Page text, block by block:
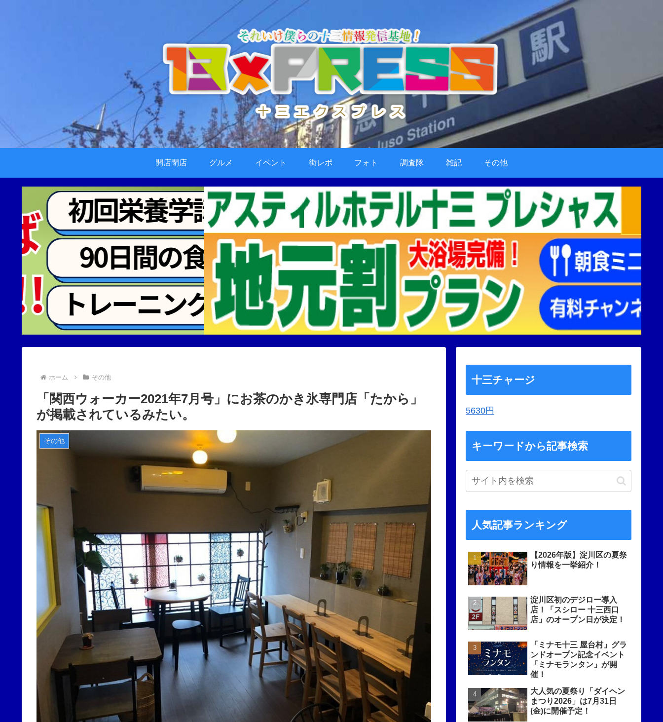
開店閉店 グルメ イベント 街レポ フォト 調査隊 雑記 その他
ホーム その他
「関西ウォーカー2021年7月号」にお茶のかき氷専門店「たから」
が掲載されているみたい。
その他
十三チャージ
5630円
キーワードから記事検索
人気記事ランキング
【2026年版】淀川区の夏祭
り情報を一挙紹介！
淀川区初のデジロー導入
店！「スシロー 十三西口
店」のオープン日が決定！
「ミナモ十三 屋台村」グラ
ンドオープン記念イベント
「ミナモランタン」が開
催！
大人気の夏祭り「ダイヘン
まつり2026」は7月31日
(金)に開催予定！